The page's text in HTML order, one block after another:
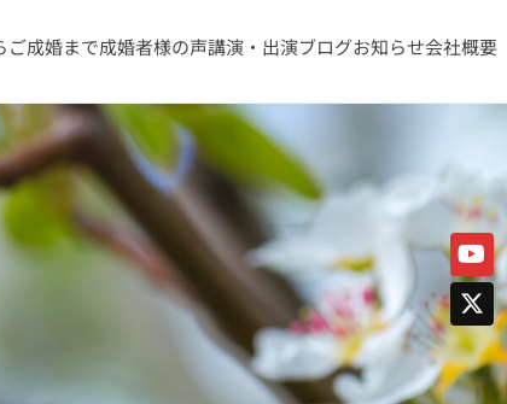
ご成婚まで成婚者様の声講演・出演ブログお知らせ会社概要